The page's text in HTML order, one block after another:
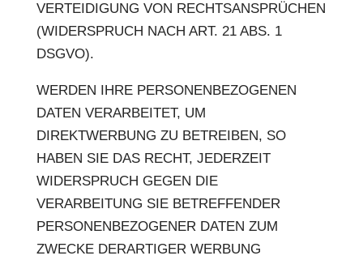
VERTEIDIGUNG VON RECHTSANSPRÜCHEN
(WIDERSPRUCH NACH ART. 21 ABS. 1
DSGVO).
WERDEN IHRE PERSONENBEZOGENEN
DATEN VERARBEITET, UM
DIREKTWERBUNG ZU BETREIBEN, SO
HABEN SIE DAS RECHT, JEDERZEIT
WIDERSPRUCH GEGEN DIE
VERARBEITUNG SIE BETREFFENDER
PERSONENBEZOGENER DATEN ZUM
ZWECKE DERARTIGER WERBUNG